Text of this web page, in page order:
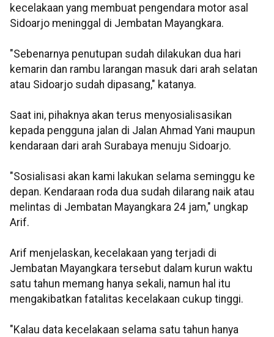
kecelakaan yang membuat pengendara motor asal
Sidoarjo meninggal di Jembatan Mayangkara.
"Sebenarnya penutupan sudah dilakukan dua hari
kemarin dan rambu larangan masuk dari arah selatan
atau Sidoarjo sudah dipasang," katanya.
Saat ini, pihaknya akan terus menyosialisasikan
kepada pengguna jalan di Jalan Ahmad Yani maupun
kendaraan dari arah Surabaya menuju Sidoarjo.
"Sosialisasi akan kami lakukan selama seminggu ke
depan. Kendaraan roda dua sudah dilarang naik atau
melintas di Jembatan Mayangkara 24 jam," ungkap
Arif.
Arif menjelaskan, kecelakaan yang terjadi di
Jembatan Mayangkara tersebut dalam kurun waktu
satu tahun memang hanya sekali, namun hal itu
mengakibatkan fatalitas kecelakaan cukup tinggi.
"Kalau data kecelakaan selama satu tahun hanya